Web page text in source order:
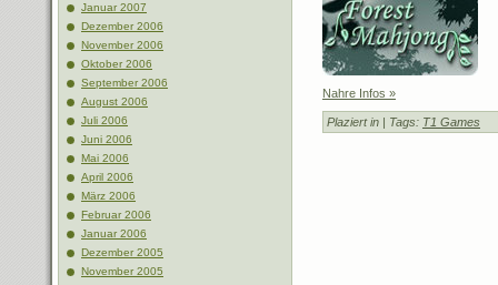
Januar 2007
Dezember 2006
November 2006
Oktober 2006
September 2006
August 2006
Juli 2006
Juni 2006
Mai 2006
April 2006
März 2006
Februar 2006
Januar 2006
Dezember 2005
November 2005
Nahre Infos »
Plaziert in | Tags: T1 Games